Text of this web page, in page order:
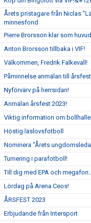
Årets pristagare från Niclas
minnesfond
Pierre Brorsson klar som
Anton Brorsson tillbaka i VIF!
Välkommen, Fredrik Falkevall!
Påminnelse anmälan till
Nyförvärv på herrsidan!
Anmälan årsfest 2023!
Viktig information om
Höstig läslovsfotboll
Nominera "Årets
Turnering i parafotboll!
Till dig med EPA och
Lördag på Arena Ceos!
ÅRSFEST 2023
Erbjudande från Intersport